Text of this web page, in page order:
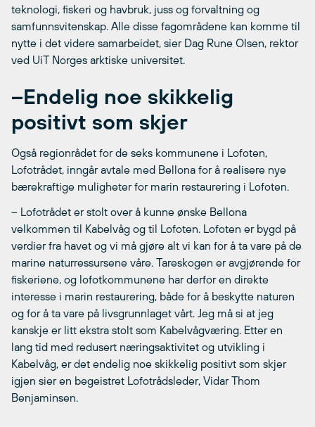
teknologi, fiskeri og havbruk, juss og forvaltning og
samfunnsvitenskap. Alle disse fagområdene kan komme til
nytte i det videre samarbeidet, sier Dag Rune Olsen, rektor
ved UiT Norges arktiske universitet.
–Endelig noe skikkelig
positivt som skjer
Også regionrådet for de seks kommunene i Lofoten,
Lofotrådet, inngår avtale med Bellona for å realisere nye
bærekraftige muligheter for marin restaurering i Lofoten.
– Lofotrådet er stolt over å kunne ønske Bellona
velkommen til Kabelvåg og til Lofoten. Lofoten er bygd på
verdier fra havet og vi må gjøre alt vi kan for å ta vare på de
marine naturressursene våre. Tareskogen er avgjørende for
fiskeriene, og lofotkommunene har derfor en direkte
interesse i marin restaurering, både for å beskytte naturen
og for å ta vare på livsgrunnlaget vårt. Jeg må si at jeg
kanskje er litt ekstra stolt som Kabelvågværing. Etter en
lang tid med redusert næringsaktivitet og utvikling i
Kabelvåg, er det endelig noe skikkelig positivt som skjer
igjen sier en begeistret Lofotrådsleder, Vidar Thom
Benjaminsen.